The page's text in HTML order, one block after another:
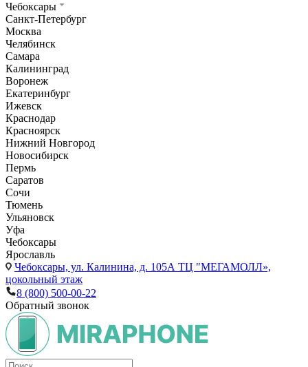
Чебоксары
Санкт-Петербург
Москва
Челябинск
Самара
Калининград
Воронеж
Екатеринбург
Ижевск
Краснодар
Красноярск
Нижний Новгород
Новосибирск
Пермь
Саратов
Сочи
Тюмень
Ульяновск
Уфа
Чебоксары
Ярославль
Чебоксары, ул. Калинина, д. 105А ТЦ "МЕГАМОЛЛ»,
цокольный этаж
8 (800) 500-00-22
Обратный звонок